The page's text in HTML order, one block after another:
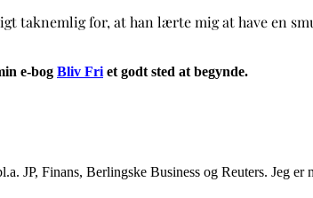
taknemlig for, at han lærte mig at have en
e-bog Bliv Fri et godt sted at begynde.
JP, Finans, Berlingske Business og Reuters.